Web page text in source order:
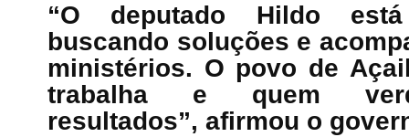
“O deputado Hildo
buscando soluções e
ministérios. O povo de
trabalha e quem
resultados”, afirmou o